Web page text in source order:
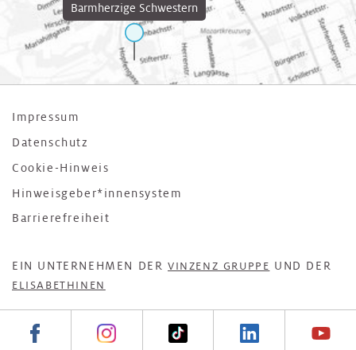
Barmherzige Schwestern
Impressum
Datenschutz
Cookie-Hinweis
Hinweisgeber*innensystem
Barrierefreiheit
EIN UNTERNEHMEN DER VINZENZ GRUPPE UND DER
ELISABETHINEN